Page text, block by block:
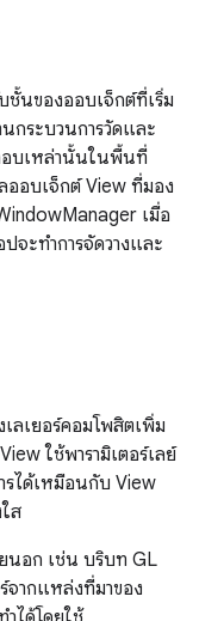
ชั้นของออบเจ็กต์ที่เริ่ม
กระบวนการวัดและ
อบเหล่านั้นในพื้นที่
ออบเจ็กต์ View ที่มอง
เมื่อ
จะทำการจัดวางและ
เยอร์คอมโพสิตเพิ่ม
ใช้พารามิเตอร์เลย์
รได้เหมือนกับ View
ส
นอก เช่น บริบท GL
ากแหล่งที่มาของ